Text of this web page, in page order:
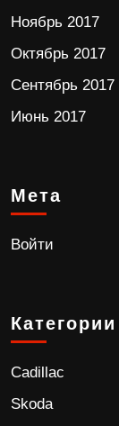
Ноябрь 2017
Октябрь 2017
Сентябрь 2017
Июнь 2017
Мета
Войти
Категории
Cadillac
Skoda